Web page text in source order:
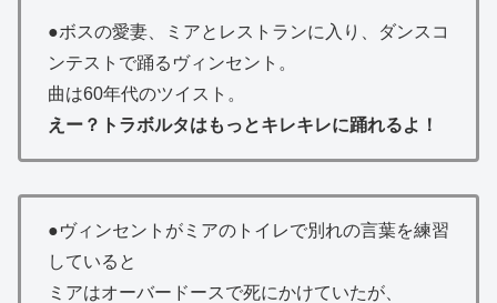
●ボスの愛妻、ミアとレストランに入り、ダンスコ
ンテストで踊るヴィンセント。
曲は60年代のツイスト。
えー？トラボルタはもっとキレキレに踊れるよ！
●ヴィンセントがミアのトイレで別れの言葉を練習
していると
ミアはオーバードースで死にかけていたが、